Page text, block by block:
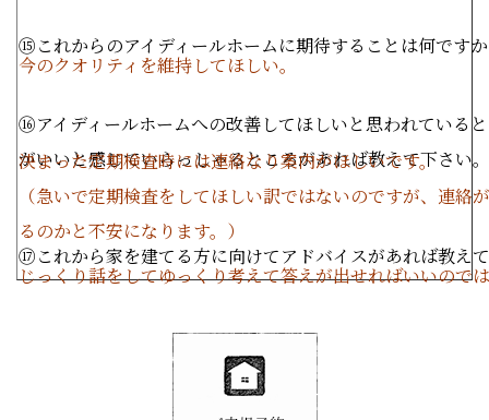
⑮これからのアイディールホームに期待することは何です
今のクオリティを維持してほしい。
⑯アイディールホームへの改善してほしいと思われている
がいいと感じていらっしゃるところがあれば教えて下さい。
決まった定期検査時には連絡なり案内がほしいです。
（急いで定期検査をしてほしい訳ではないのですが、連絡
るのかと不安になります。）
⑰これから家を建てる方に向けてアドバイスがあれば教え
じっくり話をしてゆっくり考えて答えが出せればいいので